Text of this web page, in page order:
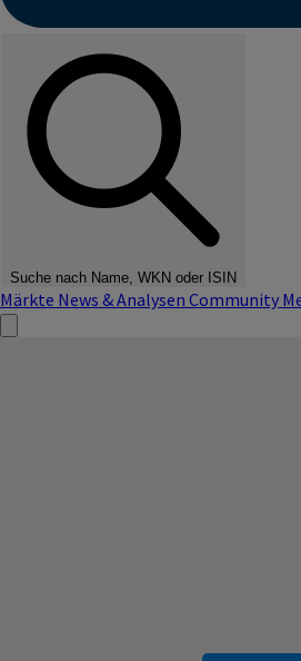
Suche nach Name, WKN oder ISIN
Märkte News & Analysen Community